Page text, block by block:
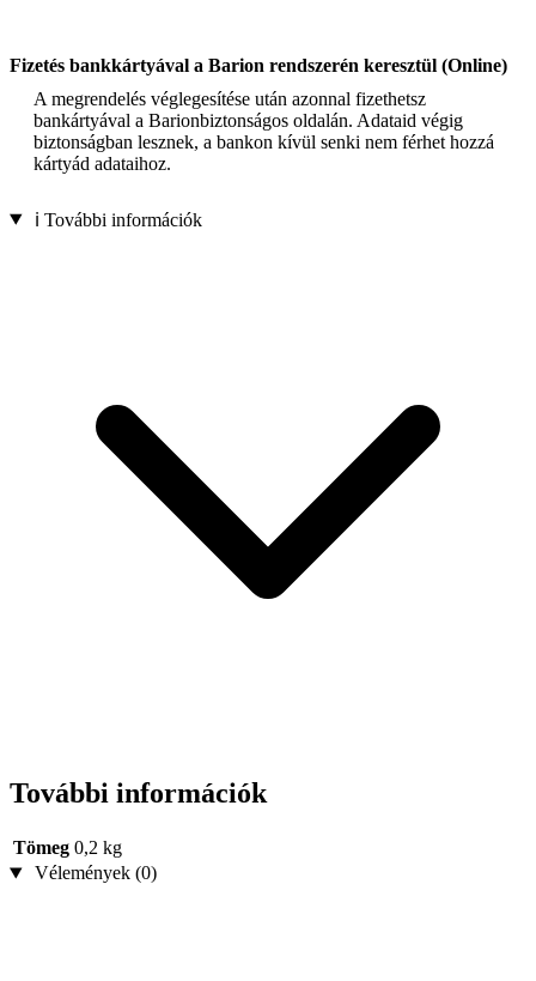
Fizetés bankkártyával a Barion rendszerén keresztül (Online)
A megrendelés véglegesítése után azonnal fizethetsz
bankártyával a Barionbiztonságos oldalán. Adataid végig
biztonságban lesznek, a bankon kívül senki nem férhet hozzá
kártyád adataihoz.
ℹ️ További információk
További információk
Tömeg 0,2 kg
Vélemények (0)